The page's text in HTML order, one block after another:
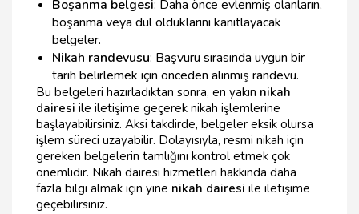
Boşanma belgesi: Daha önce evlenmiş olanların,
boşanma veya dul olduklarını kanıtlayacak
belgeler.
Nikah randevusu: Başvuru sırasında uygun bir
tarih belirlemek için önceden alınmış randevu.
Bu belgeleri hazırladıktan sonra, en yakın nikah
dairesi ile iletişime geçerek nikah işlemlerine
başlayabilirsiniz. Aksi takdirde, belgeler eksik olursa
işlem süreci uzayabilir. Dolayısıyla, resmi nikah için
gereken belgelerin tamlığını kontrol etmek çok
önemlidir. Nikah dairesi hizmetleri hakkında daha
fazla bilgi almak için yine nikah dairesi ile iletişime
geçebilirsiniz.